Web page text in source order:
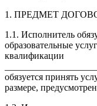
1. ПРЕДМЕТ
1.1. Исполнитель
образовательные
квалификации
обязуется принять
размере,